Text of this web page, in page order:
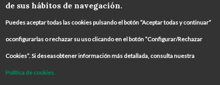
de sus hábitos de navegación.
Puedes aceptar todas las cookies pulsando el botón “Aceptar todas y continuar”
oconfigurarlas o rechazar su uso clicando en el botón “Configurar/Rechazar
Cookies”. Si deseasobtener información más detallada, consulta nuestra
Política de cookies.